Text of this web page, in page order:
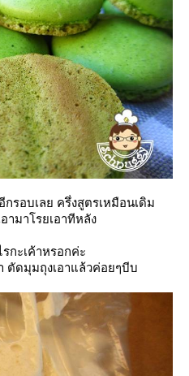
รอบเลย ครึ่งสูตรเหมือนเดิม
ามาโรยเอาทีหลัง
กะเค้าหรอกค่ะ
ดมุมถุงเอาแล้วค่อยๆบีบ